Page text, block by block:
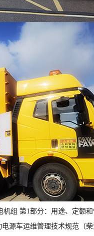
机组 第1部分：用途、定额
源车运维管理技术规范（柴